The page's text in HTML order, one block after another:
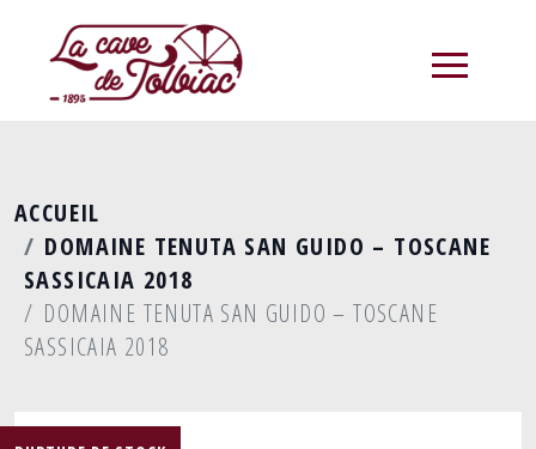
ACCUEIL
DOMAINE TENUTA SAN GUIDO – TOSCANE
SASSICAIA 2018
DOMAINE TENUTA SAN GUIDO – TOSCANE
SASSICAIA 2018